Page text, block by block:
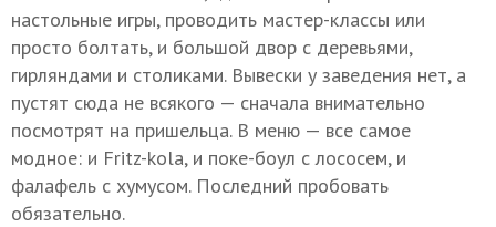
настольные игры, проводить мастер-классы или
просто болтать, и большой двор с деревьями,
гирляндами и столиками. Вывески у заведения нет, а
пустят сюда не всякого — сначала внимательно
посмотрят на пришельца. В меню — все самое
модное: и Fritz-kola, и поке-боул с лососем, и
фалафель с хумусом. Последний пробовать
обязательно.